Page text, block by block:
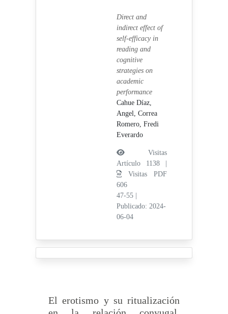
Direct and
indirect effect of
self-efficacy in
reading and
cognitive
strategies on
academic
performance
Cahue Díaz,
Angel, Correa
Romero, Fredi
Everardo
Visitas
Artículo 1138 |
Visitas PDF
606
47-55
Publicado: 2024-
06-04
El erotismo y su ritualización